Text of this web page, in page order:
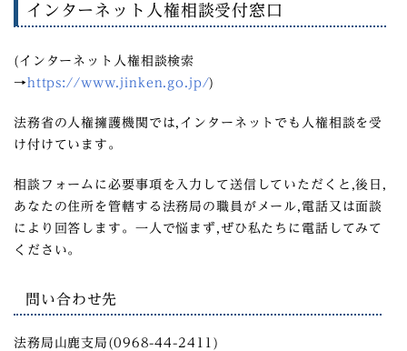
インターネット人権相談受付窓口
(インターネット人権相談検索
→https://www.jinken.go.jp/)
法務省の人権擁護機関では,インターネットでも人権相談を受
け付けています。
相談フォームに必要事項を入力して送信していただくと,後日,
あなたの住所を管轄する法務局の職員がメール,電話又は面談
により回答します。一人で悩まず,ぜひ私たちに電話してみて
ください。
問い合わせ先
法務局山鹿支局(0968-44-2411)